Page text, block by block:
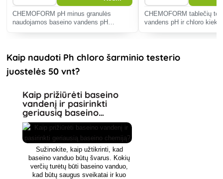
CHEMOFORM pH minus granulės
naudojamos baseino vandens pH
CHEMOFORM tablečių
vandens pH ir chloro
Kaip naudoti Ph chloro šarminio testerio
juostelės 50 vnt?
Kaip prižiūrėti baseino
vandenį ir pasirinkti
geriausią baseino
chemiją?
Sužinokite, kaip užtikrinti, kad
baseino vanduo būtų švarus. Kokių
verčių turėtų būti baseino vanduo,
kad būtų saugus sveikatai ir kuo